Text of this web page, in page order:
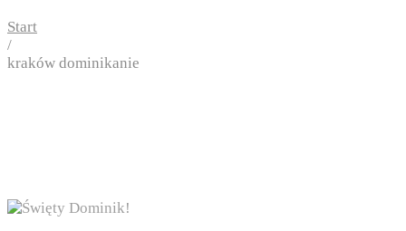
Start
/
kraków dominikanie